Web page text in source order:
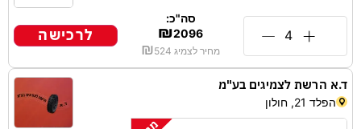
סה"כ:
₪2096
מחיר לצמיג ₪524
לרכישה
ד.א הרשת לצמיגים בע"מ
הפלד 21, חולון